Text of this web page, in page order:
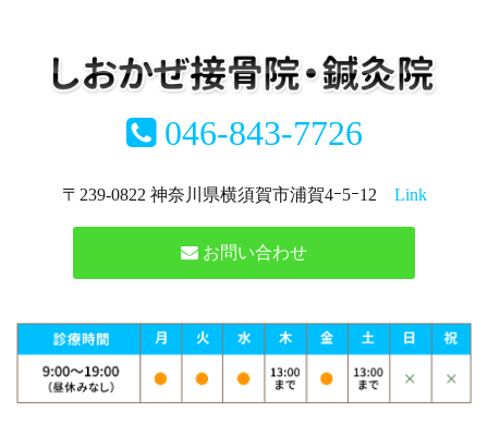
046-843-7726
〒239-0822 神奈川県横須賀市浦賀4ｰ5ｰ12 Link
お問い合わせ